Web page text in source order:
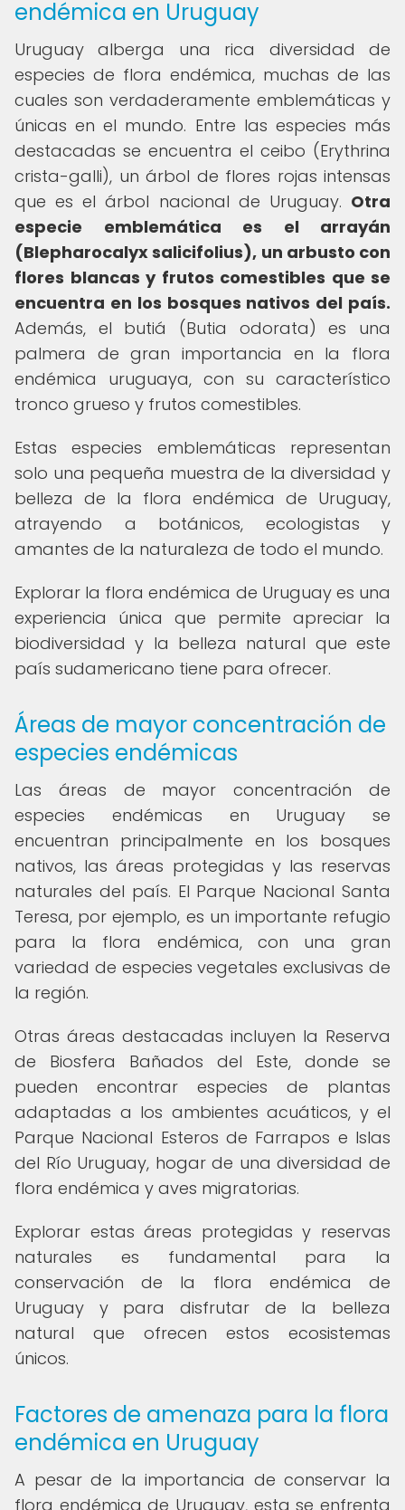
endémica en Uruguay
Uruguay alberga una rica diversidad de
especies de flora endémica, muchas de las
cuales son verdaderamente emblemáticas y
únicas en el mundo. Entre las especies más
destacadas se encuentra el ceibo (Erythrina
crista-galli), un árbol de flores rojas intensas
que es el árbol nacional de Uruguay. Otra
especie emblemática es el arrayán
(Blepharocalyx salicifolius), un arbusto con
flores blancas y frutos comestibles que se
encuentra en los bosques nativos del país.
Además, el butiá (Butia odorata) es una
palmera de gran importancia en la flora
endémica uruguaya, con su característico
tronco grueso y frutos comestibles.
Estas especies emblemáticas representan
solo una pequeña muestra de la diversidad y
belleza de la flora endémica de Uruguay,
atrayendo a botánicos, ecologistas y
amantes de la naturaleza de todo el mundo.
Explorar la flora endémica de Uruguay es una
experiencia única que permite apreciar la
biodiversidad y la belleza natural que este
país sudamericano tiene para ofrecer.
Áreas de mayor concentración de
especies endémicas
Las áreas de mayor concentración de
especies endémicas en Uruguay se
encuentran principalmente en los bosques
nativos, las áreas protegidas y las reservas
naturales del país. El Parque Nacional Santa
Teresa, por ejemplo, es un importante refugio
para la flora endémica, con una gran
variedad de especies vegetales exclusivas de
la región.
Otras áreas destacadas incluyen la Reserva
de Biosfera Bañados del Este, donde se
pueden encontrar especies de plantas
adaptadas a los ambientes acuáticos, y el
Parque Nacional Esteros de Farrapos e Islas
del Río Uruguay, hogar de una diversidad de
flora endémica y aves migratorias.
Explorar estas áreas protegidas y reservas
naturales es fundamental para la
conservación de la flora endémica de
Uruguay y para disfrutar de la belleza
natural que ofrecen estos ecosistemas
únicos.
Factores de amenaza para la flora
endémica en Uruguay
A pesar de la importancia de conservar la
flora endémica de Uruguay, esta se enfrenta